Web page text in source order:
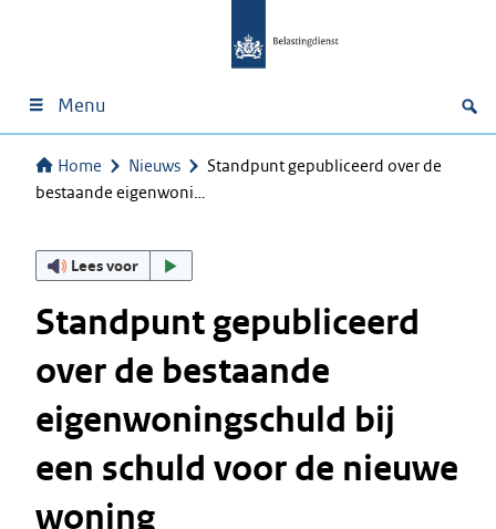
Menu
Home Nieuws
Standpunt gepubliceerd over de
bestaande eigenwoni…
Lees voor
Standpunt gepubliceerd
over de bestaande
eigenwoningschuld bij
een schuld voor de nieuwe
woning